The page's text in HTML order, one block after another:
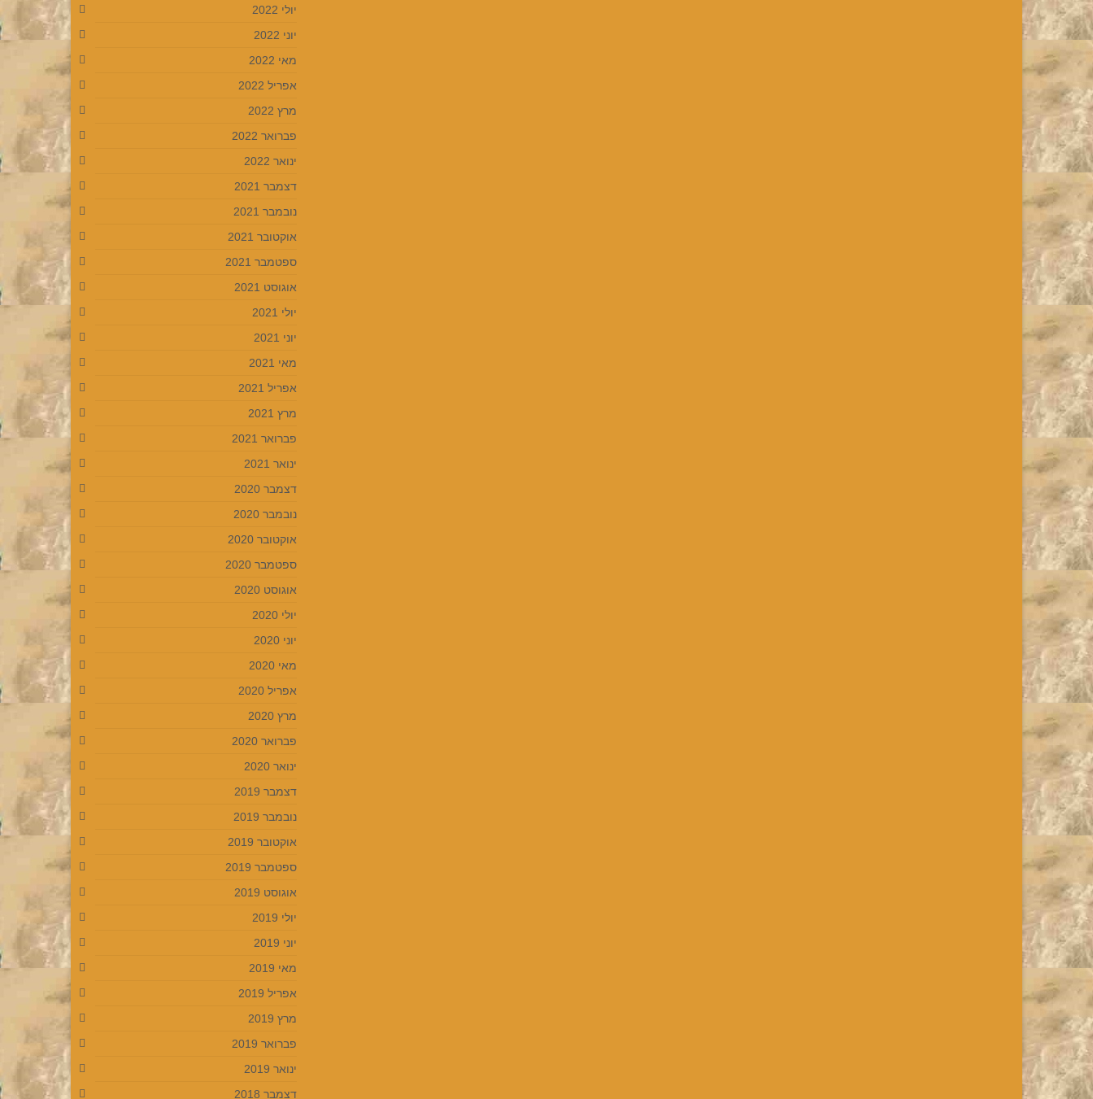
יולי 2022
יוני 2022
מאי 2022
אפריל 2022
מרץ 2022
פברואר 2022
ינואר 2022
דצמבר 2021
נובמבר 2021
אוקטובר 2021
ספטמבר 2021
אוגוסט 2021
יולי 2021
יוני 2021
מאי 2021
אפריל 2021
מרץ 2021
פברואר 2021
ינואר 2021
דצמבר 2020
נובמבר 2020
אוקטובר 2020
ספטמבר 2020
אוגוסט 2020
יולי 2020
יוני 2020
מאי 2020
אפריל 2020
מרץ 2020
פברואר 2020
ינואר 2020
דצמבר 2019
נובמבר 2019
אוקטובר 2019
ספטמבר 2019
אוגוסט 2019
יולי 2019
יוני 2019
מאי 2019
אפריל 2019
מרץ 2019
פברואר 2019
ינואר 2019
דצמבר 2018